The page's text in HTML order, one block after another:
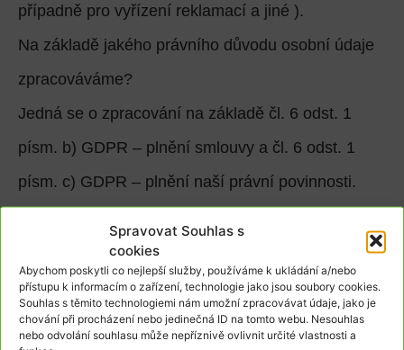
Spravovat Souhlas s
cookies
Abychom poskytli co nejlepší služby, používáme k ukládání a/nebo
přístupu k informacím o zařízení, technologie jako jsou soubory cookies.
Souhlas s těmito technologiemi nám umožní zpracovávat údaje, jako je
chování při procházení nebo jedinečná ID na tomto webu. Nesouhlas
nebo odvolání souhlasu může nepříznivě ovlivnit určité vlastnosti a
případně pro vyřízení reklamací a jiné ).
Na základě jakého právního důvodu osobní údaje
zpracováváme?
Jedná se o zpracování na základě čl. 6 odst. 1
písm. b) GDPR – plnění smlouvy a čl. 6 odst. 1
písm. c) GDPR – plnění naší právní povinnosti.
Po dobu plnění naší služby a poté 1 rok od
posledního poskytnutí takové služby nebo dodání
zboží.